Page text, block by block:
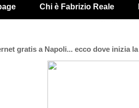
Chi è Fabrizio Reale
gratis a Napoli... ecco dove inizia